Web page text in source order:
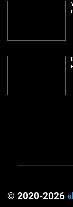
© 2020-2026